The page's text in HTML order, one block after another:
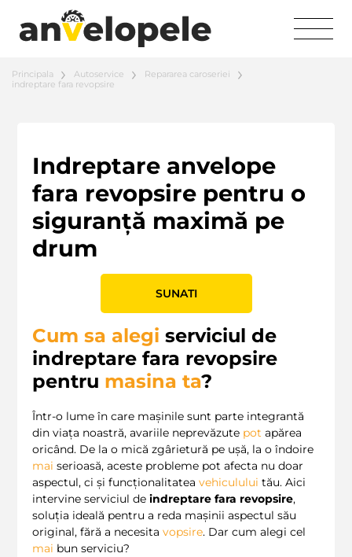
Principala Autoservice
Repararea caroseriei
indreptare fara revopsire
Indreptare anvelope
fara revopsire pentru o
siguranță maximă pe
drum
SUNATI
Cum sa alegi serviciul de
indreptare fara revopsire
pentru masina ta?
Într-o lume în care mașinile sunt parte integrantă
din viața noastră, avariile neprevăzute pot apărea
oricând. De la o mică zgârietură pe ușă, la o îndoire
mai serioasă, aceste probleme pot afecta nu doar
aspectul, ci și funcționalitatea vehiculului tău. Aici
intervine serviciul de indreptare fara revopsire,
soluția ideală pentru a reda mașinii aspectul său
original, fără a necesita vopsire. Dar cum alegi cel
mai bun serviciu?